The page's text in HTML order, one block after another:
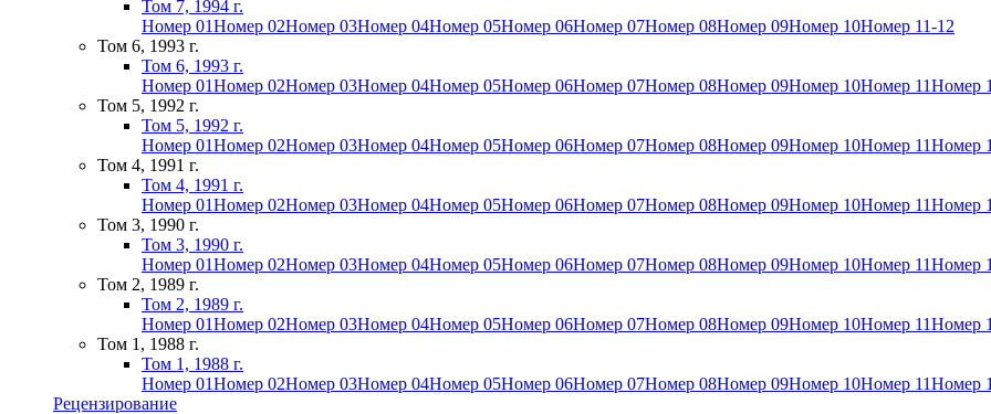
Том 7, 1994 г.
Номер 01Номер 02Номер 03Номер 04Номер 05Номер 06Номер 07Номер 08Номер 09Номер 10Номер 11-12
Том 6, 1993 г.
Том 6, 1993 г.
Номер 01Номер 02Номер 03Номер 04Номер 05Номер 06Номер 07Номер 08Номер 09Номер 10Номер 11Номер
Том 5, 1992 г.
Том 5, 1992 г.
Номер 01Номер 02Номер 03Номер 04Номер 05Номер 06Номер 07Номер 08Номер 09Номер 10Номер 11Номер
Том 4, 1991 г.
Том 4, 1991 г.
Номер 01Номер 02Номер 03Номер 04Номер 05Номер 06Номер 07Номер 08Номер 09Номер 10Номер 11Номер
Том 3, 1990 г.
Том 3, 1990 г.
Номер 01Номер 02Номер 03Номер 04Номер 05Номер 06Номер 07Номер 08Номер 09Номер 10Номер 11Номер
Том 2, 1989 г.
Том 2, 1989 г.
Номер 01Номер 02Номер 03Номер 04Номер 05Номер 06Номер 07Номер 08Номер 09Номер 10Номер 11Номер
Том 1, 1988 г.
Том 1, 1988 г.
Номер 01Номер 02Номер 03Номер 04Номер 05Номер 06Номер 07Номер 08Номер 09Номер 10Номер 11Номер
Рецензирование